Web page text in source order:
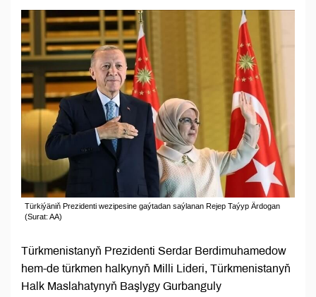
Türkiýäniň Prezidenti wezipesine gaýtadan saýlanan Rejep Taýyp Ärdogan
(Surat: AA)
Türkmenistanyň Prezidenti Serdar Berdimuhamedow
hem-de türkmen halkynyň Milli Lideri, Türkmenistanyň
Halk Maslahatynyň Başlygy Gurbanguly